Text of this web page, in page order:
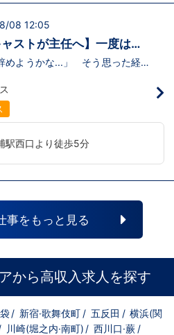
イント、将来の展望までリアルに
youtu.be/UY9DxQ22NBA
08 12:05
ャストが主任へ】一度は退
えた3年目スタッフの転機
めようかな...」 そう思った経験
の動画では、土浦店所属・森田
ンタビュー。元キャストの彼女
してから挫折を経験しながら
と成長した背景 には、意外に
ループを選んだ理由、印象に残
エピソード、そして意外な趣味ま
主任の飾らない人柄が垣間見える
www.youtube.com/watch?
駅西口より徒歩5分
事をもっと見る
から高収入求人を探す
/ 新宿·歌舞伎町 / 五反田 / 横浜(関
川崎(堀之内·南町) / 西川口·蕨 /